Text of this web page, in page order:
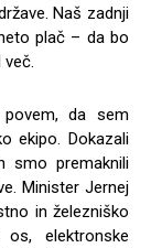
Naš zadnji
plač – da bo
da sem
ekipo. Dokazali
smo premaknili
Minister Jernej
in železniško
elektronske